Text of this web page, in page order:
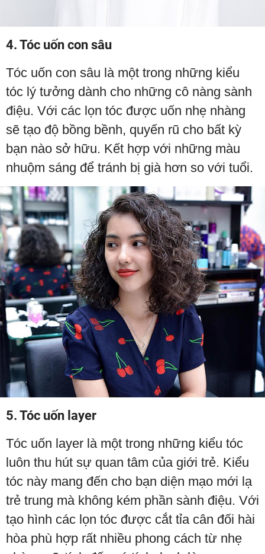
4. Tóc uốn con sâu
Tóc uốn con sâu là một trong những kiểu
tóc lý tưởng dành cho những cô nàng sành
điệu. Với các lọn tóc được uốn nhẹ nhàng
sẽ tạo độ bồng bềnh, quyến rũ cho bất kỳ
bạn nào sở hữu. Kết hợp với những màu
nhuộm sáng để tránh bị già hơn so với tuổi.
5. Tóc uốn layer
Tóc uốn layer là một trong những kiểu tóc
luôn thu hút sự quan tâm của giới trẻ. Kiểu
tóc này mang đến cho bạn diện mạo mới lạ
trẻ trung mà không kém phần sành điệu. Với
tạo hình các lọn tóc được cắt tỉa cân đối hài
hòa phù hợp rất nhiều phong cách từ nhẹ